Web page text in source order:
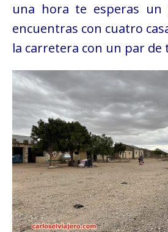
una hora te esperas
encuentras con cuatro
la carretera con un par de